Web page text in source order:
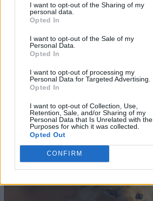
I want to opt-out of the Sharing of my
personal data.
Opted In
I want to opt-out of the Sale of my
Personal Data.
Opted In
I want to opt-out of processing my
Personal Data for Targeted Advertising.
Opted In
I want to opt-out of Collection, Use,
Retention, Sale, and/or Sharing of my
Personal Data that Is Unrelated with the
Purposes for which it was collected.
Opted Out
CONFIRM